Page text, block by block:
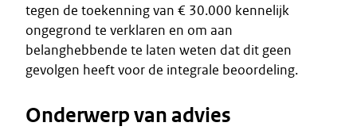
tegen de toekenning van € 30.000 kennelijk
ongegrond te verklaren en om aan
belanghebbende te laten weten dat dit geen
gevolgen heeft voor de integrale beoordeling.
Onderwerp van advies